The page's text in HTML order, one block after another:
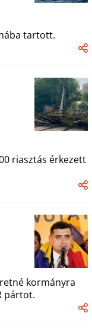
tartott.
riasztás érkezett
kormányra
pártot.